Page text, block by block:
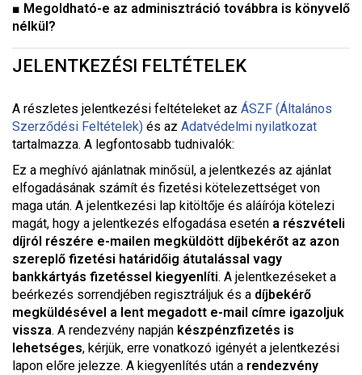
■ Megoldható-e az adminisztráció továbbra is könyvelő
nélkül?
JELENTKEZÉSI FELTÉTELEK
A részletes jelentkezési feltételeket az ÁSZF (Általános
Szerződési Feltételek) és az Adatvédelmi nyilatkozat
tartalmazza. A legfontosabb tudnivalók:
Ez a meghívó ajánlatnak minősül, a jelentkezés az ajánlat
elfogadásának számít és fizetési kötelezettséget von
maga után. A jelentkezési lap kitöltője és aláírója kötelezi
magát, hogy a jelentkezés elfogadása esetén a részvételi
díjról részére e-mailen megküldött díjbekérőt az azon
szereplő fizetési határidőig átutalással vagy
bankkártyás fizetéssel kiegyenlíti. A jelentkezéseket a
beérkezés sorrendjében regisztráljuk és a díjbekérő
megküldésével a lent megadott e-mail címre igazoljuk
vissza. A rendezvény napján készpénzfizetés is
lehetséges, kérjük, erre vonatkozó igényét a jelentkezési
lapon előre jelezze. A kiegyenlítés után a rendezvény